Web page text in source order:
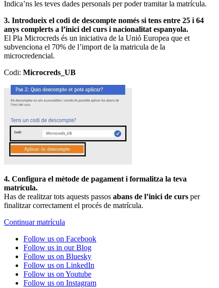
Indica’ns les teves dades personals per poder tramitar la matrícula.
3. Introdueix el codi de descompte només si tens entre 25 i 64
anys complerts a l’inici del curs i nacionalitat espanyola.
El Pla Microcreds és un iniciativa de la Unió Europea que et
subvenciona el 70% de l’import de la matricula de la
microcredencial.
Codi: Microcreds_UB
4. Configura el mètode de pagament i formalitza la teva
matrícula.
Has de realitzar tots aquests passos abans de l’inici de curs per
finalitzar correctament el procés de matrícula.
Continuar matrícula
Follow us on Facebook
Follow us in our Blog
Follow us on Bluesky
Follow us on LinkedIn
Follow us on Youtube
Follow us on Instagram